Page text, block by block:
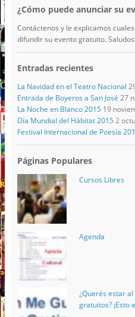
¿Cómo puede anunciar su
Contáctenos y le explicamos
difundir su evento gratuito.
Entradas recientes
La Navidad en el Teatro Nacional
Entrada de Boyeros a San José 27
La Noche en Blanco 2015 19
Día Mundial del Hábitat 2015 2
Festival Internacional de Poesía
Páginas Populares
Cursos Libres
Agenda
¿Querés estar
gratuitos? ¡Esto